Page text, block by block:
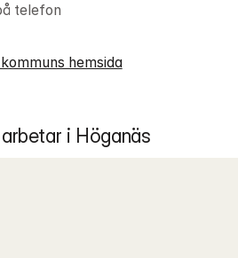
telefon
hemsida
i Höganäs